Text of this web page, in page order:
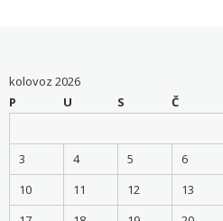
kolovoz 2026
P
U S Č
3
4 5 6
10
11 12 13